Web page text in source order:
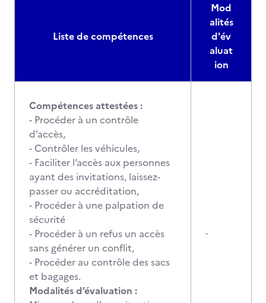
Liste de compétences
Mod
alités
d'év
aluat
ion
Compétences attestées :
- Procéder à un contrôle
d’accès,
- Contrôler les véhicules,
- Faciliter l’accès aux personnes
ayant des invitations, laissez-
passer ou accréditation,
- Procéder à une palpation de
sécurité
- Procéder à un refus un accès
sans générer un conflit,
- Procéder au contrôle des sacs
et bagages.
Modalités d’évaluation :
-